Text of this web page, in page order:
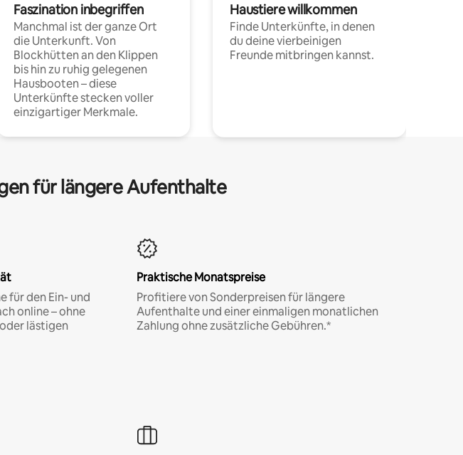
Faszination inbegriffen
Manchmal ist der ganze Ort
die Unterkunft. Von
Blockhütten an den Klippen
bis hin zu ruhig gelegenen
Hausbooten – diese
Unterkünfte stecken voller
einzigartiger Merkmale.
Haustiere willkommen
Finde Unterkünfte, in denen
du deine vierbeinigen
Freunde mitbringen kannst.
für längere Aufenthalte
für den Ein- und
online – ohne
lästigen
Praktische Monatspreise
Profitiere von Sonderpreisen für längere
Aufenthalte und einer einmaligen monatlichen
Zahlung ohne zusätzliche Gebühren.*